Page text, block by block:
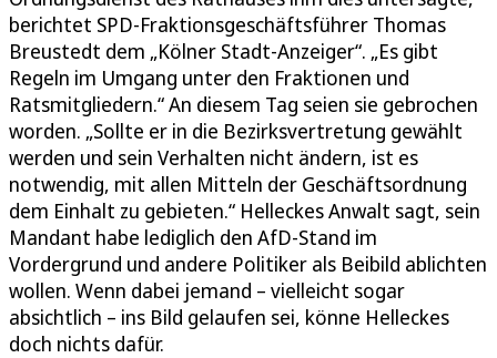
berichtet SPD-Fraktionsgeschäftsführer Thomas
Breustedt dem „Kölner Stadt-Anzeiger“. „Es gibt
Regeln im Umgang unter den Fraktionen und
Ratsmitgliedern.“ An diesem Tag seien sie gebrochen
worden. „Sollte er in die Bezirksvertretung gewählt
werden und sein Verhalten nicht ändern, ist es
notwendig, mit allen Mitteln der Geschäftsordnung
dem Einhalt zu gebieten.“ Helleckes Anwalt sagt, sein
Mandant habe lediglich den AfD-Stand im
Vordergrund und andere Politiker als Beibild ablichten
wollen. Wenn dabei jemand – vielleicht sogar
absichtlich – ins Bild gelaufen sei, könne Helleckes
doch nichts dafür.